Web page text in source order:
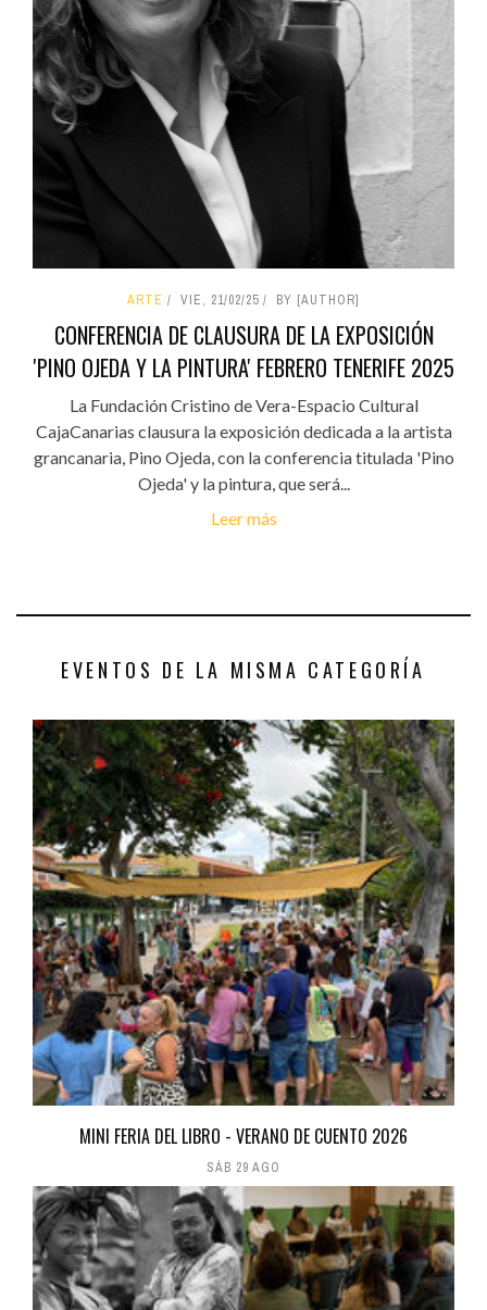
ARTE VIE, 21/02/25 BY [AUTHOR]
CONFERENCIA DE CLAUSURA DE LA EXPOSICIÓN
'PINO OJEDA Y LA PINTURA' FEBRERO TENERIFE 2025
La Fundación Cristino de Vera-Espacio Cultural
CajaCanarias clausura la exposición dedicada a la artista
grancanaria, Pino Ojeda, con la conferencia titulada 'Pino
Ojeda' y la pintura, que será...
Leer más
EVENTOS DE LA MISMA CATEGORÍA
MINI FERIA DEL LIBRO - VERANO DE CUENTO 2026
SÁB 29 AGO